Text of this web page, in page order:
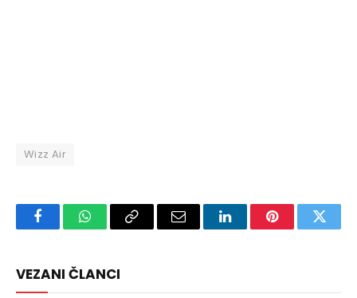
Wizz Air
FacebookWhatsAppCopy
Email LinkedInPinterest
VEZANI ČLANCI